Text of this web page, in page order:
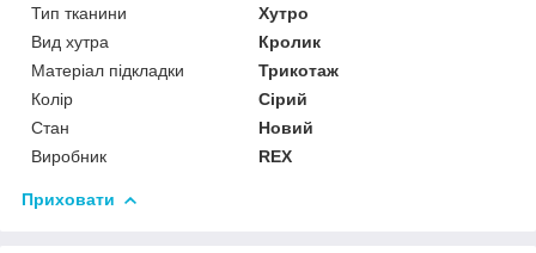
Тип тканини
Хутро
Вид хутра
Кролик
Матеріал підкладки
Трикотаж
Колір
Сірий
Стан
Новий
Виробник
REX
Приховати